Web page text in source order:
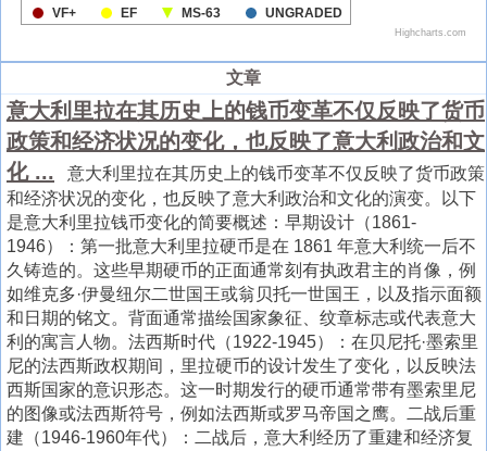
文章
意大利里拉在其历史上的钱币变革不仅反映了货币
政策和经济状况的变化，也反映了意大利政治和文
化 ... 意大利里拉在其历史上的钱币变革不仅反映了货币政策
和经济状况的变化，也反映了意大利政治和文化的演变。以下
是意大利里拉钱币变化的简要概述：早期设计（1861-
1946）：第一批意大利里拉硬币是在 1861 年意大利统一后不
久铸造的。这些早期硬币的正面通常刻有执政君主的肖像，例
如维克多·伊曼纽尔二世国王或翁贝托一世国王，以及指示面额
和日期的铭文。背面通常描绘国家象征、纹章标志或代表意大
利的寓言人物。法西斯时代（1922-1945）：在贝尼托·墨索里
尼的法西斯政权期间，里拉硬币的设计发生了变化，以反映法
西斯国家的意识形态。这一时期发行的硬币通常带有墨索里尼
的图像或法西斯符号，例如法西斯或罗马帝国之鹰。二战后重
建（1946-1960年代）：二战后，意大利经历了重建和经济复